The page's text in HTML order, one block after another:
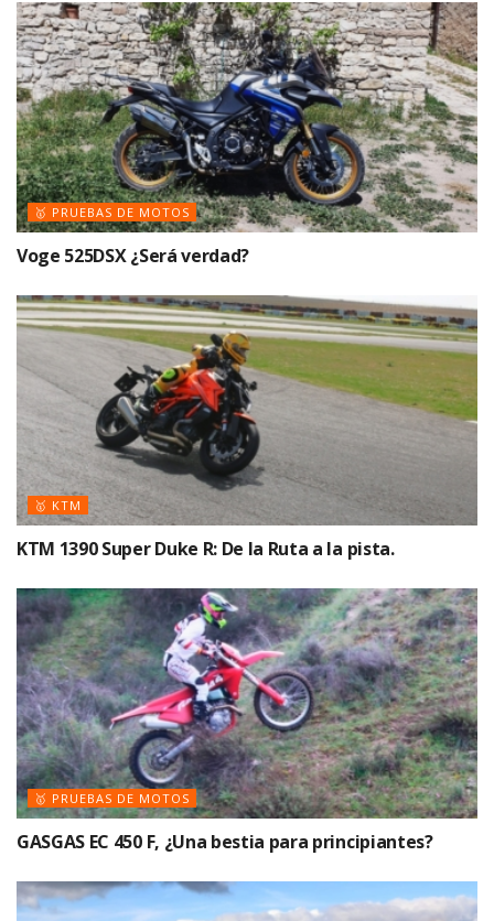
🥇 PRUEBAS DE MOTOS
Voge 525DSX ¿Será verdad?
🥇 KTM
KTM 1390 Super Duke R: De la Ruta a la pista.
🥇 PRUEBAS DE MOTOS
GASGAS EC 450 F, ¿Una bestia para principiantes?